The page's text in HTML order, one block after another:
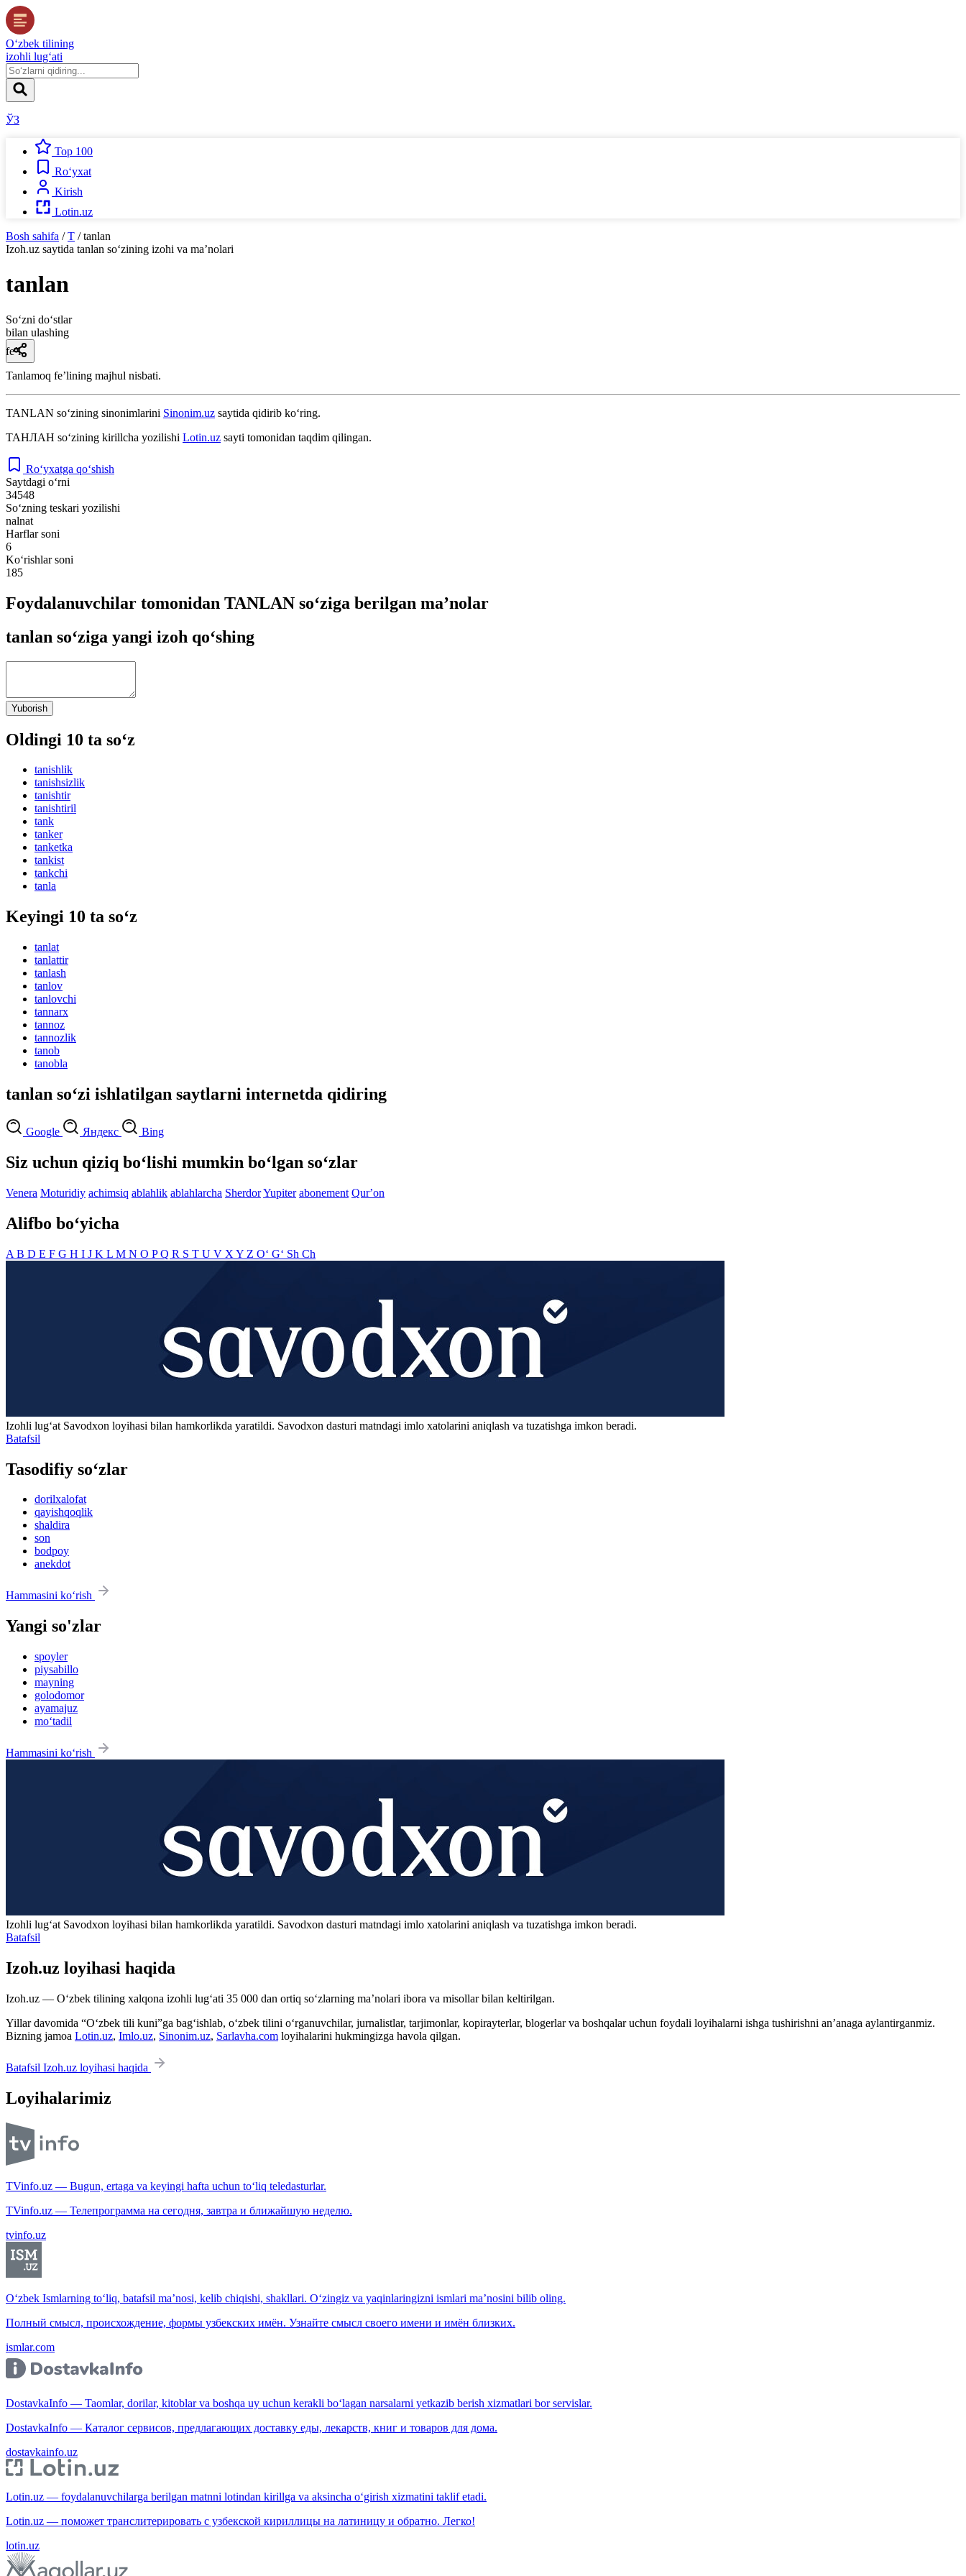
O‘zbek tilining
izohli lug‘ati
ЎЗ
Top 100
Ro‘yxat
Kirish
Lotin.uz
Bosh sahifa / T / tanlan
Izoh.uz saytida tanlan so‘zining izohi va ma’nolari
tanlan
So‘zni do‘stlar
bilan ulashing
fe’l
Tanlamoq feʼlining majhul nisbati.
TANLAN so‘zining sinonimlarini Sinonim.uz saytida qidirib ko‘ring.
ТАНЛАН so‘zining kirillcha yozilishi Lotin.uz sayti tomonidan taqdim qilingan.
Ro‘yxatga qo‘shish
Saytdagi o‘rni
34548
So‘zning teskari yozilishi
nalnat
Harflar soni
6
Ko‘rishlar soni
185
Foydalanuvchilar tomonidan TANLAN so‘ziga berilgan ma’nolar
tanlan so‘ziga yangi izoh qo‘shing
Yuborish
Oldingi 10 ta so‘z
tanishlik
tanishsizlik
tanishtir
tanishtiril
tank
tanker
tanketka
tankist
tankchi
tanla
Keyingi 10 ta so‘z
tanlat
tanlattir
tanlash
tanlov
tanlovchi
tannarx
tannoz
tannozlik
tanob
tanobla
tanlan so‘zi ishlatilgan saytlarni internetda qidiring
Google Яндекс Bing
Siz uchun qiziq bo‘lishi mumkin bo‘lgan so‘zlar
Venera Moturidiy achimsiq ablahlik ablahlarcha SherdorYupiter abonement Qurʼon
Alifbo bo‘yicha
A B D E F G H I J K L M N O PQ R S T U V X Y Z O‘ G‘ Sh Ch
Izohli lugʻat Savodxon loyihasi bilan hamkorlikda yaratildi. Savodxon dasturi matndagi imlo xatolarini aniqlash va tuzatishga imkon beradi.
Batafsil
Tasodifiy so‘zlar
dorilxalofat
qayishqoqlik
shaldira
son
bodpoy
anekdot
Hammasini ko‘rish
Yangi so'zlar
spoyler
piysabillo
mayning
golodomor
ayamajuz
mo‘tadil
Hammasini ko‘rish
Izohli lugʻat Savodxon loyihasi bilan hamkorlikda yaratildi. Savodxon dasturi matndagi imlo xatolarini aniqlash va tuzatishga imkon beradi.
Batafsil
Izoh.uz loyihasi haqida
Izoh.uz — O‘zbek tilining xalqona izohli lug‘ati 35 000 dan ortiq so‘zlarning ma’nolari ibora va misollar bilan keltirilgan.
Yillar davomida “O‘zbek tili kuni”ga bag‘ishlab, o‘zbek tilini o‘rganuvchilar, jurnalistlar, tarjimonlar, kopirayterlar, blogerlar va boshqalar uchun foydali loyihalarni ishga tushirishni an’anaga aylantirganmiz.
Bizning jamoa Lotin.uz, Imlo.uz, Sinonim.uz, Sarlavha.com loyihalarini hukmingizga havola qilgan.
Batafsil Izoh.uz loyihasi haqida
Loyihalarimiz
TVinfo.uz — Bugun, ertaga va keyingi hafta uchun to‘liq teledasturlar.
TVinfo.uz — Телепрограмма на сегодня, завтра и ближайшую неделю.
tvinfo.uz
O‘zbek Ismlarning to‘liq, batafsil ma’nosi, kelib chiqishi, shakllari. O‘zingiz va yaqinlaringizni ismlari ma’nosini bilib oling.
Полный смысл, происхождение, формы узбекских имён. Узнайте смысл своего имени и имён близких.
ismlar.com
DostavkaInfo — Taomlar, dorilar, kitoblar va boshqa uy uchun kerakli bo‘lagan narsalarni yetkazib berish xizmatlari bor servislar.
DostavkaInfo — Каталог сервисов, предлагающих доставку еды, лекарств, книг и товаров для дома.
dostavkainfo.uz
Lotin.uz — foydalanuvchilarga berilgan matnni lotindan kirillga va aksincha o‘girish xizmatini taklif etadi.
Lotin.uz — поможет транслитерировать с узбекской кириллицы на латиницу и обратно. Легко!
lotin.uz